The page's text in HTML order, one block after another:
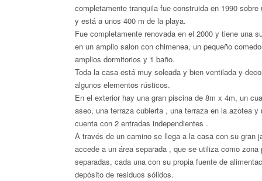
completamente tranquila fue construida en 1990
y está a unos 400 m de la playa.
Fue completamente renovada en el 2000 y tiene una
en un amplio salon con chimenea, un pequeño
amplios dormitorios y 1 baño.
Toda la casa está muy soleada y bien ventilada y
algunos elementos rústicos.
En el exterior hay una gran piscina de 8m x 4m, un
aseo, una terraza cubierta , una terraza en la azotea
cuenta con 2 entradas independientes .
A través de un camino se llega a la casa con su gran
accede a un área separada , que se utiliza como
separadas, cada una con su propia fuente de
depósito de residuos sólidos.